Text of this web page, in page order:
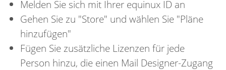
Melden Sie sich mit Ihrer equinux ID an
Gehen Sie zu "Store" und wählen Sie "Pläne
hinzufügen"
Fügen Sie zusätzliche Lizenzen für jede
Person hinzu, die einen Mail Designer-Zugang